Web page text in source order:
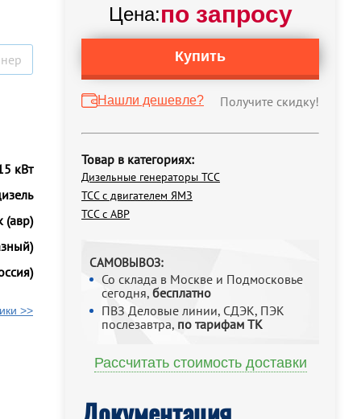
Цена:по запросу
Купить
Нашли дешевле? Получите скидку!
Товар в категориях:
Дизельные генераторы ТСС
ТСС с двигателем ЯМЗ
ТСС с АВР
САМОВЫВОЗ:
Со склада в Москве и Подмосковье
сегодня, бесплатно
ПВЗ Деловые линии, СДЭК, ПЭК
послезавтра, по тарифам ТК
Рассчитать стоимость доставки
кВт
(авр)
>>